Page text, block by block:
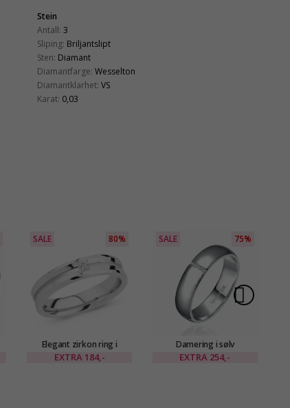
Stein
Antall: 3
Sliping: Briljantslipt
Sten: Diamant
Diamantfarge: Wesselton
Diamantklarhet: VS
Karat: 0,03
SALE 80%
Elegant zirkon ring i
rodinert sølv
EXTRA 184,-
SALE 75%
Damering i sølv
EXTRA 254,-